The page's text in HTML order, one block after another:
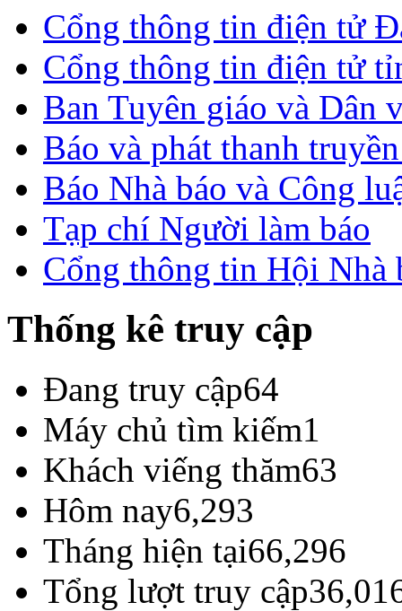
Cổng thông tin điện tử
Cổng thông tin điện tử
Ban Tuyên giáo và Dân
Báo và phát thanh
Báo Nhà báo và Công
Tạp chí Người làm báo
Cổng thông tin Hội Nhà
Thống kê truy cập
Đang truy cập64
Máy chủ tìm kiếm1
Khách viếng thăm63
Hôm nay6,293
Tháng hiện tại66,296
Tổng lượt truy cập